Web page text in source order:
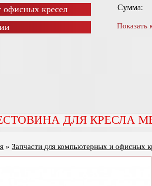
офисных кресел
Сумма:
Показать
ДЛЯ КРЕСЛА
» Запчасти для компьютерных и офисных